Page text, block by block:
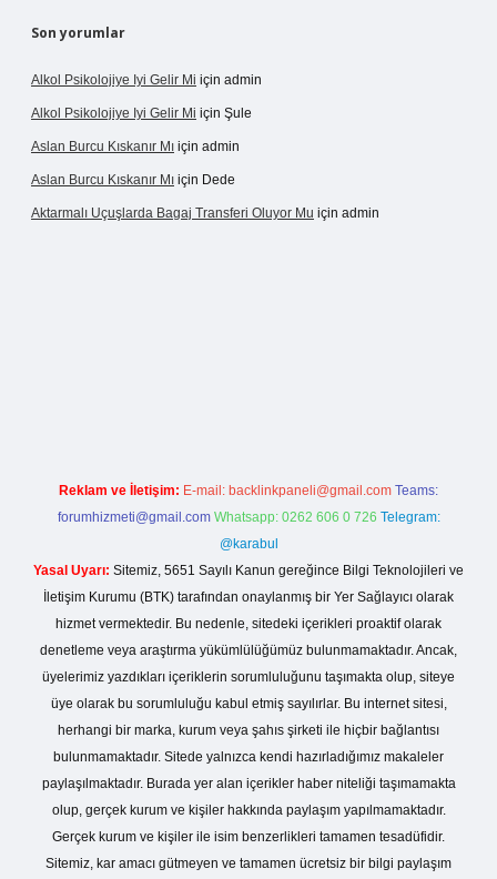
Son yorumlar
Alkol Psikolojiye Iyi Gelir Mi için admin
Alkol Psikolojiye Iyi Gelir Mi için Şule
Aslan Burcu Kıskanır Mı için admin
Aslan Burcu Kıskanır Mı için Dede
Aktarmalı Uçuşlarda Bagaj Transferi Oluyor Mu için admin
Reklam ve İletişim: E-mail: backlinkpaneli@gmail.com Teams:
forumhizmeti@gmail.com Whatsapp: 0262 606 0 726 Telegram:
@karabul
Yasal Uyarı: Sitemiz, 5651 Sayılı Kanun gereğince Bilgi Teknolojileri ve
İletişim Kurumu (BTK) tarafından onaylanmış bir Yer Sağlayıcı olarak
hizmet vermektedir. Bu nedenle, sitedeki içerikleri proaktif olarak
denetleme veya araştırma yükümlülüğümüz bulunmamaktadır. Ancak,
üyelerimiz yazdıkları içeriklerin sorumluluğunu taşımakta olup, siteye
üye olarak bu sorumluluğu kabul etmiş sayılırlar. Bu internet sitesi,
herhangi bir marka, kurum veya şahıs şirketi ile hiçbir bağlantısı
bulunmamaktadır. Sitede yalnızca kendi hazırladığımız makaleler
paylaşılmaktadır. Burada yer alan içerikler haber niteliği taşımamakta
olup, gerçek kurum ve kişiler hakkında paylaşım yapılmamaktadır.
Gerçek kurum ve kişiler ile isim benzerlikleri tamamen tesadüfidir.
Sitemiz, kar amacı gütmeyen ve tamamen ücretsiz bir bilgi paylaşım